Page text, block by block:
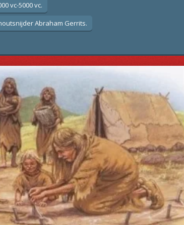
vc-5000 vc.
Abraham Gerrits.